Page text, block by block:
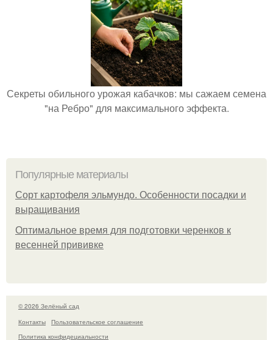
Секреты обильного урожая кабачков: мы сажаем семена
"на Ребро" для максимального эффекта.
Популярные материалы
Сорт картофеля эльмундо. Особенности посадки и
выращивания
Оптимальное время для подготовки черенков к
весенней прививке
© 2026 Зелёный сад
Контакты
Пользовательское соглашение
Политика конфидециальности